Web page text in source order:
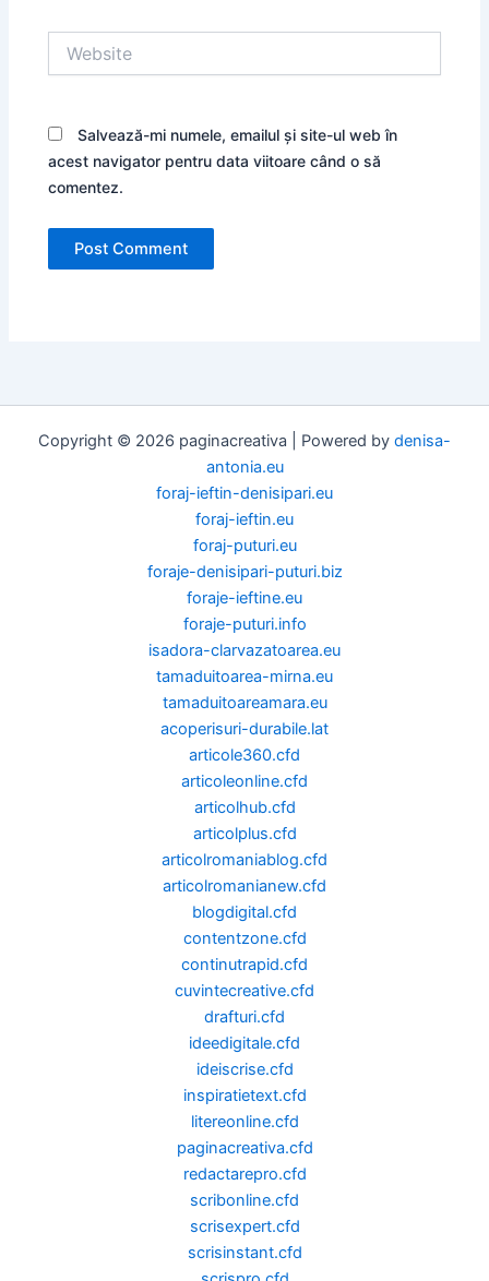
Salvează-mi numele, emailul și site-ul web în
acest navigator pentru data viitoare când o să
comentez.
Copyright © 2026 paginacreativa | Powered by denisa-
antonia.eu
foraj-ieftin-denisipari.eu
foraj-ieftin.eu
foraj-puturi.eu
foraje-denisipari-puturi.biz
foraje-ieftine.eu
foraje-puturi.info
isadora-clarvazatoarea.eu
tamaduitoarea-mirna.eu
tamaduitoareamara.eu
acoperisuri-durabile.lat
articole360.cfd
articoleonline.cfd
articolhub.cfd
articolplus.cfd
articolromaniablog.cfd
articolromanianew.cfd
blogdigital.cfd
contentzone.cfd
continutrapid.cfd
cuvintecreative.cfd
drafturi.cfd
ideedigitale.cfd
ideiscrise.cfd
inspiratietext.cfd
litereonline.cfd
paginacreativa.cfd
redactarepro.cfd
scribonline.cfd
scrisexpert.cfd
scrisinstant.cfd